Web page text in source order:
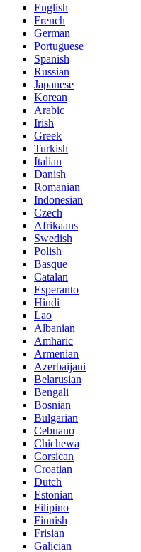
English
French
German
Portuguese
Spanish
Russian
Japanese
Korean
Arabic
Irish
Greek
Turkish
Italian
Danish
Romanian
Indonesian
Czech
Afrikaans
Swedish
Polish
Basque
Catalan
Esperanto
Hindi
Lao
Albanian
Amharic
Armenian
Azerbaijani
Belarusian
Bengali
Bosnian
Bulgarian
Cebuano
Chichewa
Corsican
Croatian
Dutch
Estonian
Filipino
Finnish
Frisian
Galician